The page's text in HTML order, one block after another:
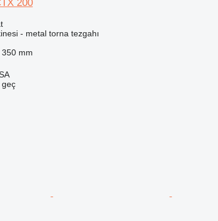
200
- metal torna tezgahı
350 mm
geç